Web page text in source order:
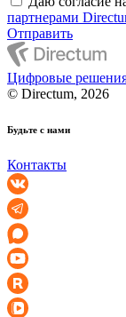
партнерами
Отправить
Цифровые
© Directum, 2026
Будьте с нами
Контакты